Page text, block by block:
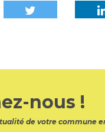
nous !
de votre commune